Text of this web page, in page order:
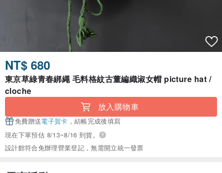
NT$ 680
東京草綠青春綁繩 毛料格紋古董編織淑女帽 picture hat /
cloche
放入購物車
免費贈送電子賀卡 ，結帳完成後填寫
現在下單預估 8/13~8/16 到貨。
設計館符合免辦理營業登記，無需開立統一發票